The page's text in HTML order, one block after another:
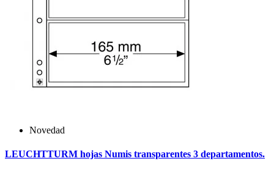
Novedad
LEUCHTTURM hojas Numis transparentes 3 departamentos.